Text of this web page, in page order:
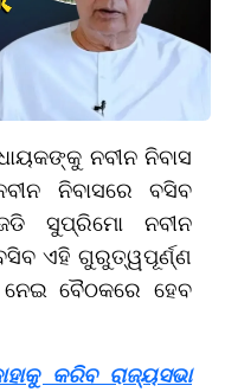
ନବୀନ ନିବାସ
ନିବାସରେ ବସିବ
ସୁପ୍ରିମୋ ନବୀନ
ଏହି ଗୁରୁତ୍ୱପୂର୍ଣ୍ଣ
ନେଇ ବୈଠକରେ ହେବ
କରିବ ରାଜ୍ୟସଭା